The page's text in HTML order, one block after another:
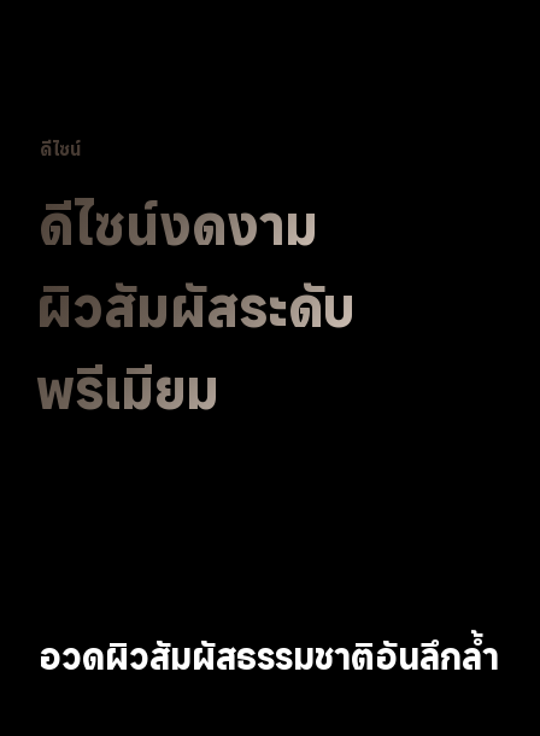
ดีไซน์
ดีไซน์งดงาม
ผิวสัมผัสระดับ
พรีเมียม
อวดผิวสัมผัสธรรมชาติอันลึกล้ำ